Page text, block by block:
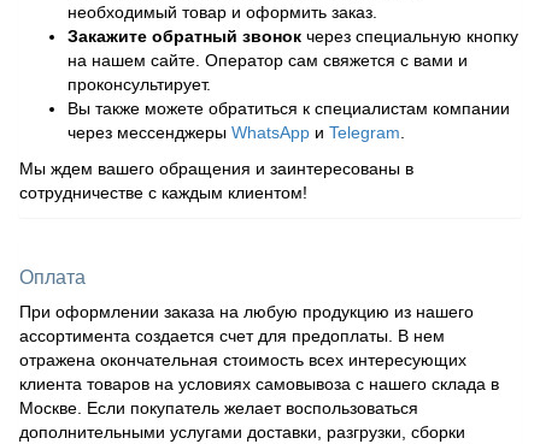
необходимый товар и оформить заказ.
Закажите обратный звонок через специальную кнопку
на нашем сайте. Оператор сам свяжется с вами и
проконсультирует.
Вы также можете обратиться к специалистам компании
через мессенджеры WhatsApp и Telegram
Мы ждем вашего обращения и заинтересованы в
сотрудничестве с каждым клиентом!
Оплата
При оформлении заказа на любую продукцию из нашего
ассортимента создается счет для предоплаты. В нем
отражена окончательная стоимость всех интересующих
клиента товаров на условиях самовывоза с нашего склада в
Москве. Если покупатель желает воспользоваться
дополнительными услугами доставки, разгрузки, сборки